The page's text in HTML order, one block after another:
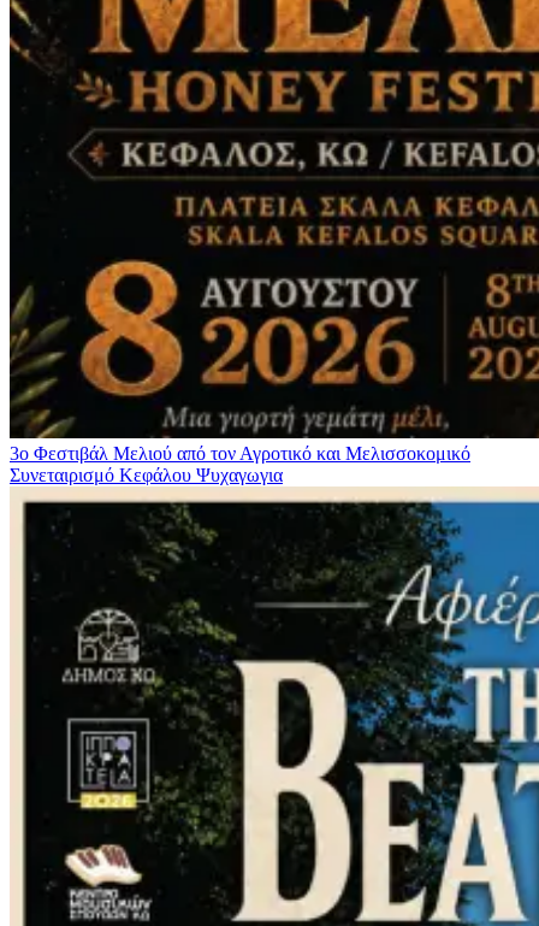
3ο Φεστιβάλ Μελιού από τον Αγροτικό και Μελισσοκομικό
Συνεταιρισμό Κεφάλου Ψυχαγωγια